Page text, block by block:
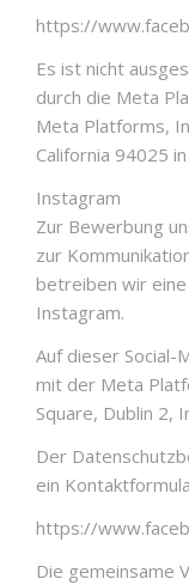
https://
Es ist nicht
durch die Meta
Meta Platforms,
California 94025
Instagram
Zur Bewerbung
zur
betreiben wir
Instagram.
Auf dieser Social-
mit der Meta
Square, Dublin 2,
Der
ein
https://
Die gemeinsame